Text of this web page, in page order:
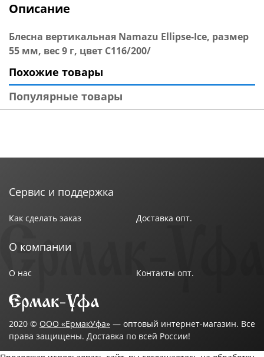
Описание
Блесна вертикальная Namazu Ellipse-Ice, размер
55 мм, вес 9 г, цвет C116/200/
Похожие товары
Популярные товары
Сервис и поддержка
Как сделать заказ Доставка опт.
О компании
О нас Контакты опт.
2020 © ООО «ЕрмакУфа» — оптовый интернет-магазин. Все
права защищены. Доставка по всей России!